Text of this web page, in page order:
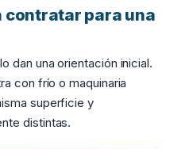
contratar para una
dan una orientación inicial.
con frío o maquinaria
superficie y
distintas.